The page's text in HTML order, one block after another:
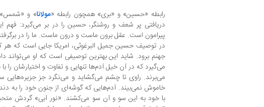
رابطه «حسین» و «بری» همچون رابطه «مولانا» و «شمس»
دریافتی پر شعف و روشنگر، حسین را در بر می‌گیرد: فهم
پیرامون است. عقل برون ماست و درون ماست. ما را در
در توصیف حسین جمیل البرغوثی، امریکا جایی است که
جهنم برود. شاید این بهترین توصیفی است که او می‌تواند
می‌گیرد که در آن خیل آدم‌ها تنهایی و تفاوت و اختیارشان را
می‌برند. راوی تا چشم می‌گشاید و می‌نگرد جز جزیره‌هایی
خاموش نمی‌بیند. آدم‌هایی که گوشه‌ای از جنون خود را به
با خود به این سو و آن سو می‌کشند. «نور آبی» گردش